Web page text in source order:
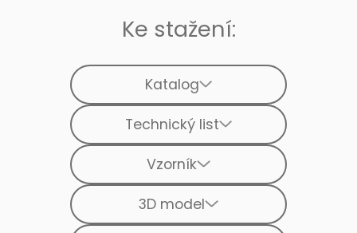
Ke stažení:
Katalog
Technický list
Vzorník
3D model